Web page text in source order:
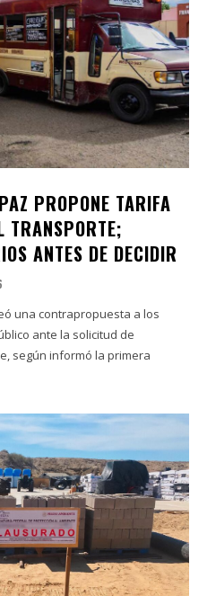
PROPONE TARIFA
TRANSPORTE;
ANTES DE DECIDIR
una contrapropuesta a los
ante la solicitud de
según informó la primera